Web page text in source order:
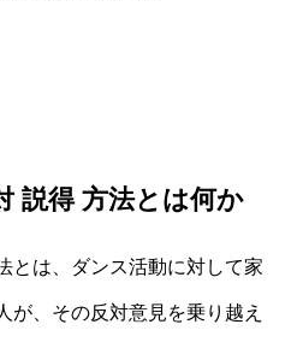
説得 方法とは何か
とは、ダンス活動に対して家
が、その反対意見を乗り越え